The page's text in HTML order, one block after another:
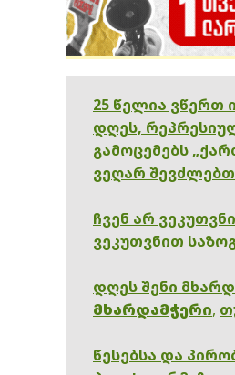
25 წელია ვწერთ
დღეს,
გამოცემებს
ვეღარ
ჩვენ არ
ვეკუთვნით
დღეს შენი
მხარდამჭერი,
წესებსა და